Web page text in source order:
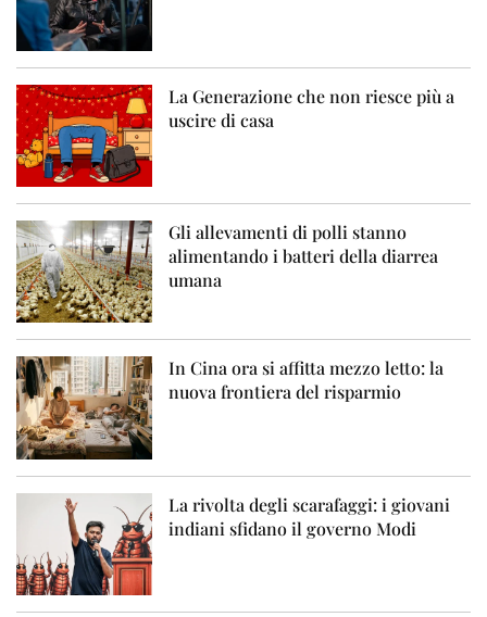
La Generazione che non riesce più a
uscire di casa
Gli allevamenti di polli stanno
alimentando i batteri della diarrea
umana
In Cina ora si affitta mezzo letto: la
nuova frontiera del risparmio
La rivolta degli scarafaggi: i giovani
indiani sfidano il governo Modi